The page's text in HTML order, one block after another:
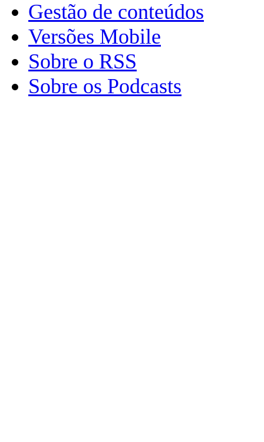
Gestão de conteúdos
Versões Mobile
Sobre o RSS
Sobre os Podcasts